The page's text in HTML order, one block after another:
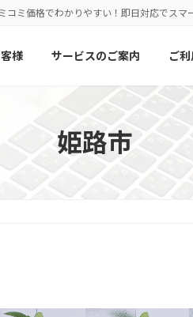
ミ価格でわかりやすい！即日対応でスマ
様 サービスのご案内 ご
姫路市